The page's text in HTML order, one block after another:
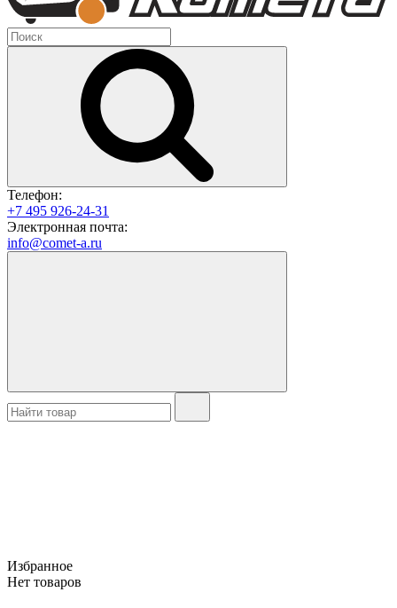
Телефон:
+7 495 926-24-31
Электронная почта:
info@comet-a.ru
Избранное
Нет товаров